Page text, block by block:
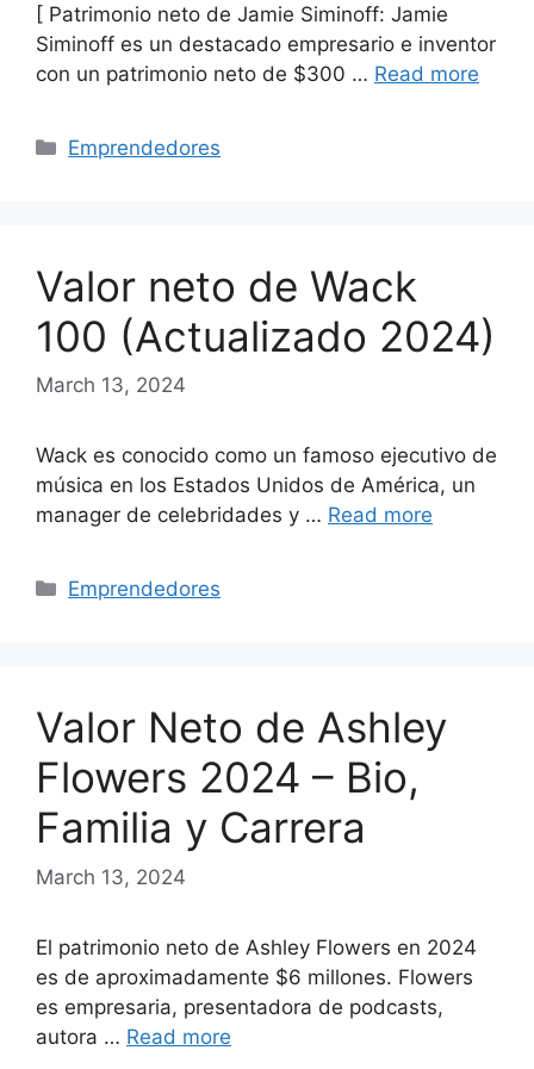
[ Patrimonio neto de Jamie Siminoff: Jamie
Siminoff es un destacado empresario e inventor
con un patrimonio neto de $300 … Read more
Categories
Emprendedores
Valor neto de Wack
100 (Actualizado 2024)
March 13, 2024
Wack es conocido como un famoso ejecutivo de
música en los Estados Unidos de América, un
manager de celebridades y … Read more
Categories
Emprendedores
Valor Neto de Ashley
Flowers 2024 – Bio,
Familia y Carrera
March 13, 2024
El patrimonio neto de Ashley Flowers en 2024
es de aproximadamente $6 millones. Flowers
es empresaria, presentadora de podcasts,
autora … Read more